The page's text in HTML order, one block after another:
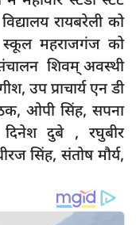
रायबरेली को
महराजगंज को
शिवम् अवस्थी
उप प्राचार्य एन डी
ओपी सिंह, सपना
दिनेश दुबे , रघुबीर
सिंह, संतोष मौर्य,